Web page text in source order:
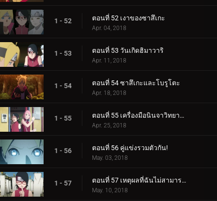
1 - 52 ตอนที่ 52 เงาของซาสึเกะ
Apr. 04, 2018
1 - 53 ตอนที่ 53 วันเกิดฮิมาวาริ
Apr. 11, 2018
1 - 54 ตอนที่ 54 ซาสึเกะและโบรูโตะ
Apr. 18, 2018
1 - 55 ตอนที่ 55 เครื่องมือนินจาวิทยาศาสตร์
Apr. 25, 2018
1 - 56 ตอนที่ 56 คู่แข่งรวมตัวกัน!
May. 03, 2018
1 - 57 ตอนที่ 57 เหตุผลที่ฉันไม่สามารถสูญเสีย
May. 10, 2018